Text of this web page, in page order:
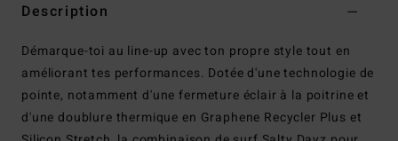
Description
Démarque-toi au line-up avec ton propre style tout en
améliorant tes performances. Dotée d'une technologie de
pointe, notamment d'une fermeture éclair à la poitrine et
d'une doublure thermique en Graphene Recycler Plus et